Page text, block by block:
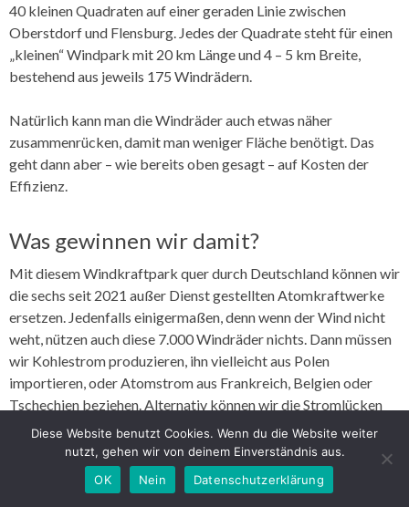
40 kleinen Quadraten auf einer geraden Linie zwischen
Oberstdorf und Flensburg. Jedes der Quadrate steht für einen
„kleinen“ Windpark mit 20 km Länge und 4 – 5 km Breite,
bestehend aus jeweils 175 Windrädern.
Natürlich kann man die Windräder auch etwas näher
zusammenrücken, damit man weniger Fläche benötigt. Das
geht dann aber – wie bereits oben gesagt – auf Kosten der
Effizienz.
Was gewinnen wir damit?
Mit diesem Windkraftpark quer durch Deutschland können wir
die sechs seit 2021 außer Dienst gestellten Atomkraftwerke
ersetzen. Jedenfalls einigermaßen, denn wenn der Wind nicht
weht, nützen auch diese 7.000 Windräder nichts. Dann müssen
wir Kohlestrom produzieren, ihn vielleicht aus Polen
importieren, oder Atomstrom aus Frankreich, Belgien oder
Tschechien beziehen. Alternativ können wir die Stromlücken
mit Backup-Gaskraftwerken schließen – die wir allerdings in
größerer Anzahl noch bauen müssen. Indessen ist auch die
letztgenannte Option auf Basis modernster GuD-Kraftwerke
mit 400 bis 500 g CO2 pro kWh Strom belastet (Anmerkung
Diese Website benutzt Cookies. Wenn du die Website weiter
nutzt, gehen wir von deinem Einverständnis aus.
OK
Nein Datenschutzerklärung